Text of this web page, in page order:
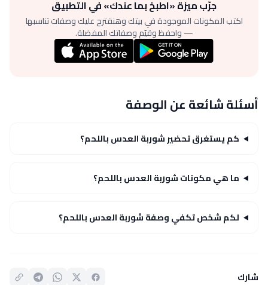
جرّب ميزة «اطبخ بما عندك» في التطبيق
اكتب المكونات الموجودة في بيتك وهنقترح عليك وصفات تناسبها
— واحفظ وقيّم وصفاتك المفضلة.
أسئلة شائعة عن الوصفة
كم يستغرق تحضير شوربة العدس باللحم؟
ما هي مكونات شوربة العدس باللحم؟
لكم شخص تكفي وصفة شوربة العدس باللحم؟
شارك